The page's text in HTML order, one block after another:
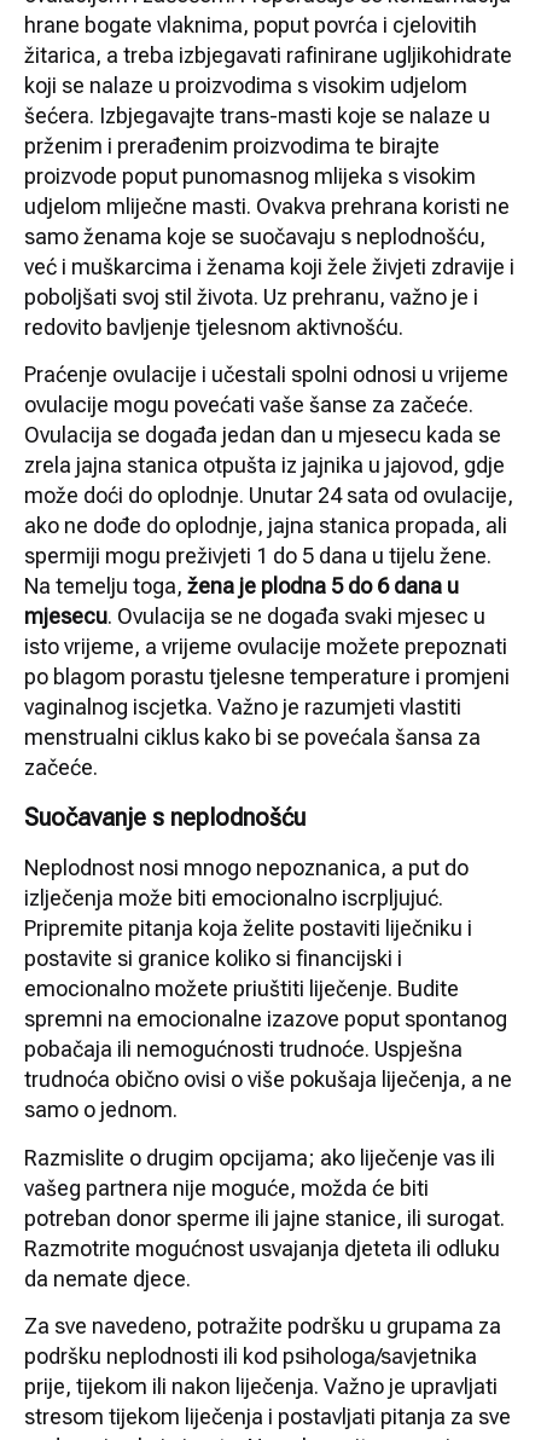
hrane bogate vlaknima, poput povrća i cjelovitih
žitarica, a treba izbjegavati rafinirane ugljikohidrate
koji se nalaze u proizvodima s visokim udjelom
šećera. Izbjegavajte trans-masti koje se nalaze u
prženim i prerađenim proizvodima te birajte
proizvode poput punomasnog mlijeka s visokim
udjelom mliječne masti. Ovakva prehrana koristi ne
samo ženama koje se suočavaju s neplodnošću,
već i muškarcima i ženama koji žele živjeti zdravije i
poboljšati svoj stil života. Uz prehranu, važno je i
redovito bavljenje tjelesnom aktivnošću.
Praćenje ovulacije i učestali spolni odnosi u vrijeme
ovulacije mogu povećati vaše šanse za začeće.
Ovulacija se događa jedan dan u mjesecu kada se
zrela jajna stanica otpušta iz jajnika u jajovod, gdje
može doći do oplodnje. Unutar 24 sata od ovulacije,
ako ne dođe do oplodnje, jajna stanica propada, ali
spermiji mogu preživjeti 1 do 5 dana u tijelu žene.
Na temelju toga, žena je plodna 5 do 6 dana u
mjesecu. Ovulacija se ne događa svaki mjesec u
isto vrijeme, a vrijeme ovulacije možete prepoznati
po blagom porastu tjelesne temperature i promjeni
vaginalnog iscjetka. Važno je razumjeti vlastiti
menstrualni ciklus kako bi se povećala šansa za
začeće.
Suočavanje s neplodnošću
Neplodnost nosi mnogo nepoznanica, a put do
izlječenja može biti emocionalno iscrpljujuć.
Pripremite pitanja koja želite postaviti liječniku i
postavite si granice koliko si financijski i
emocionalno možete priuštiti liječenje. Budite
spremni na emocionalne izazove poput spontanog
pobačaja ili nemogućnosti trudnoće. Uspješna
trudnoća obično ovisi o više pokušaja liječenja, a ne
samo o jednom.
Razmislite o drugim opcijama; ako liječenje vas ili
vašeg partnera nije moguće, možda će biti
potreban donor sperme ili jajne stanice, ili surogat.
Razmotrite mogućnost usvajanja djeteta ili odluku
da nemate djece.
Za sve navedeno, potražite podršku u grupama za
podršku neplodnosti ili kod psihologa/savjetnika
prije, tijekom ili nakon liječenja. Važno je upravljati
stresom tijekom liječenja i postavljati pitanja za sve